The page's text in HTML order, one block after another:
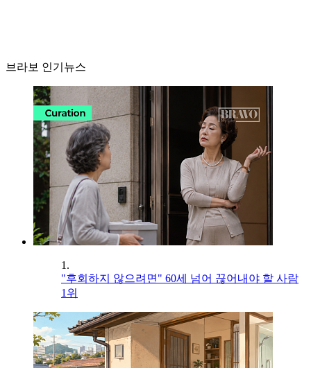
브라보 인기뉴스
1.
"후회하지 않으려면" 60세 넘어 끊어내야 할 사람
1위